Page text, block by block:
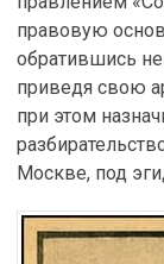
правовую
обратившись
приведя свою
при этом
Москве, под